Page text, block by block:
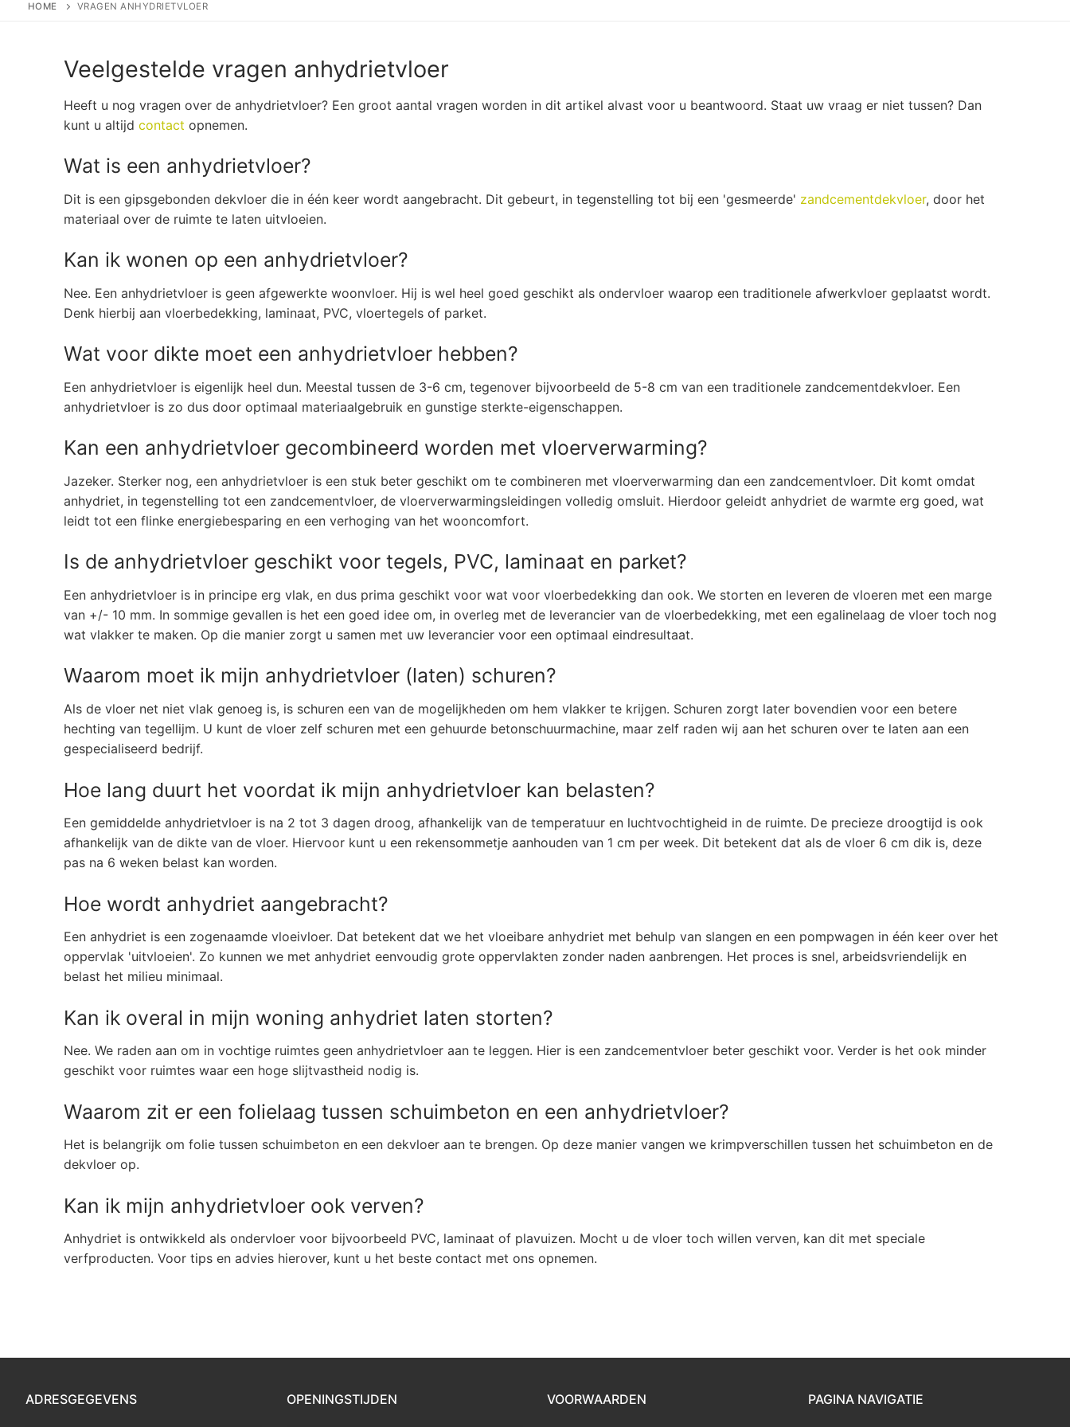
HOME VRAGEN ANHYDRIETVLOER
Veelgestelde vragen anhydrietvloer
Heeft u nog vragen over de anhydrietvloer? Een groot aantal vragen worden in dit artikel alvast voor u beantwoord. Staat uw vraag er niet tussen? Dan
kunt u altijd contact opnemen.
Wat is een anhydrietvloer?
Dit is een gipsgebonden dekvloer die in één keer wordt aangebracht. Dit gebeurt, in tegenstelling tot bij een 'gesmeerde' zandcementdekvloer, door het
materiaal over de ruimte te laten uitvloeien.
Kan ik wonen op een anhydrietvloer?
Nee. Een anhydrietvloer is geen afgewerkte woonvloer. Hij is wel heel goed geschikt als ondervloer waarop een traditionele afwerkvloer geplaatst wordt.
Denk hierbij aan vloerbedekking, laminaat, PVC, vloertegels of parket.
Wat voor dikte moet een anhydrietvloer hebben?
Een anhydrietvloer is eigenlijk heel dun. Meestal tussen de 3-6 cm, tegenover bijvoorbeeld de 5-8 cm van een traditionele zandcementdekvloer. Een
anhydrietvloer is zo dus door optimaal materiaalgebruik en gunstige sterkte-eigenschappen.
Kan een anhydrietvloer gecombineerd worden met vloerverwarming?
Jazeker. Sterker nog, een anhydrietvloer is een stuk beter geschikt om te combineren met vloerverwarming dan een zandcementvloer. Dit komt omdat
anhydriet, in tegenstelling tot een zandcementvloer, de vloerverwarmingsleidingen volledig omsluit. Hierdoor geleidt anhydriet de warmte erg goed, wat
leidt tot een flinke energiebesparing en een verhoging van het wooncomfort.
Is de anhydrietvloer geschikt voor tegels, PVC, laminaat en parket?
Een anhydrietvloer is in principe erg vlak, en dus prima geschikt voor wat voor vloerbedekking dan ook. We storten en leveren de vloeren met een marge
van +/- 10 mm. In sommige gevallen is het een goed idee om, in overleg met de leverancier van de vloerbedekking, met een egalinelaag de vloer toch nog
wat vlakker te maken. Op die manier zorgt u samen met uw leverancier voor een optimaal eindresultaat.
Waarom moet ik mijn anhydrietvloer (laten) schuren?
Als de vloer net niet vlak genoeg is, is schuren een van de mogelijkheden om hem vlakker te krijgen. Schuren zorgt later bovendien voor een betere
hechting van tegellijm. U kunt de vloer zelf schuren met een gehuurde betonschuurmachine, maar zelf raden wij aan het schuren over te laten aan een
gespecialiseerd bedrijf.
Hoe lang duurt het voordat ik mijn anhydrietvloer kan belasten?
Een gemiddelde anhydrietvloer is na 2 tot 3 dagen droog, afhankelijk van de temperatuur en luchtvochtigheid in de ruimte. De precieze droogtijd is ook
afhankelijk van de dikte van de vloer. Hiervoor kunt u een rekensommetje aanhouden van 1 cm per week. Dit betekent dat als de vloer 6 cm dik is, deze
pas na 6 weken belast kan worden.
Hoe wordt anhydriet aangebracht?
Een anhydriet is een zogenaamde vloeivloer. Dat betekent dat we het vloeibare anhydriet met behulp van slangen en een pompwagen in één keer over het
oppervlak 'uitvloeien'. Zo kunnen we met anhydriet eenvoudig grote oppervlakten zonder naden aanbrengen. Het proces is snel, arbeidsvriendelijk en
belast het milieu minimaal.
Kan ik overal in mijn woning anhydriet laten storten?
Nee. We raden aan om in vochtige ruimtes geen anhydrietvloer aan te leggen. Hier is een zandcementvloer beter geschikt voor. Verder is het ook minder
geschikt voor ruimtes waar een hoge slijtvastheid nodig is.
Waarom zit er een folielaag tussen schuimbeton en een anhydrietvloer?
Het is belangrijk om folie tussen schuimbeton en een dekvloer aan te brengen. Op deze manier vangen we krimpverschillen tussen het schuimbeton en de
dekvloer op.
Kan ik mijn anhydrietvloer ook verven?
Anhydriet is ontwikkeld als ondervloer voor bijvoorbeeld PVC, laminaat of plavuizen. Mocht u de vloer toch willen verven, kan dit met speciale
verfproducten. Voor tips en advies hierover, kunt u het beste contact met ons opnemen.
ADRESGEGEVENS OPENINGSTIJDEN VOORWAARDEN PAGINA NAVIGATIE